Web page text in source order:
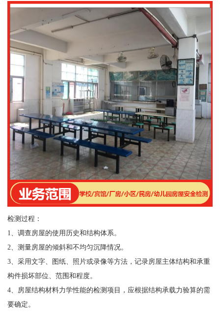
检测过程：
1、调查房屋的使用历史和结构体系。
2、测量房屋的倾斜和不均匀沉降情况。
3、采用文字、图纸、照片或录像等方法，记录房屋主体结构和承重
构件损坏部位、范围和程度。
4、房屋结构材料力学性能的检测项目，应根据结构承载力验算的需
要确定。